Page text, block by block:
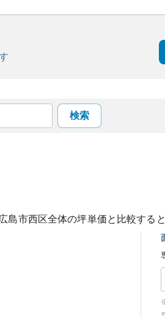
検索
広島市西区全体の坪単価と比較する